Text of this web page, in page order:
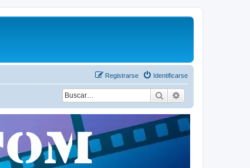
Identificarse
Registrarse
Buscar